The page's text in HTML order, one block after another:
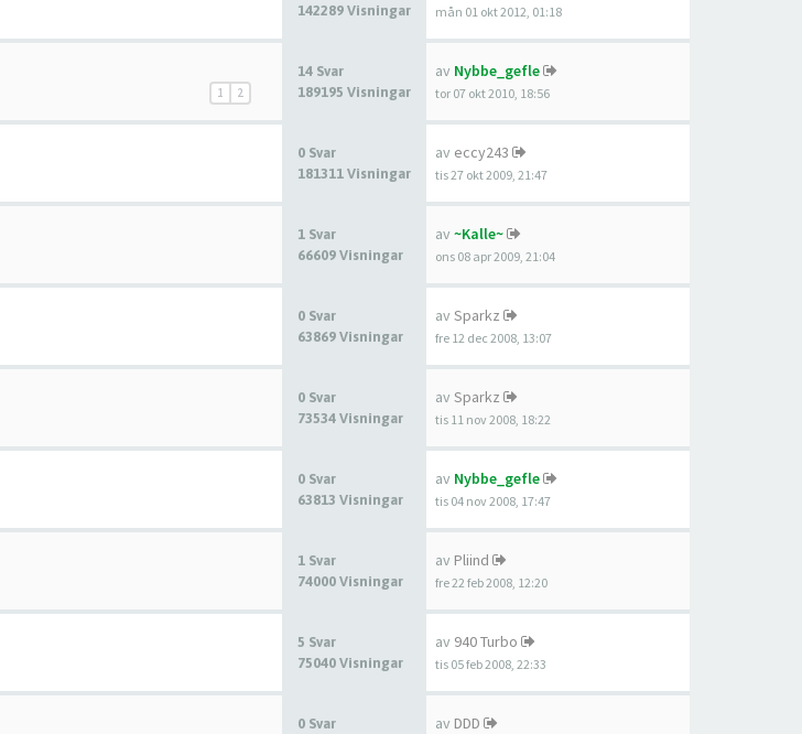
142289 Visningar
mån 01 okt 2012, 01:18
1 2
14 Svar
189195 Visningar
av Nybbe_gefle
tor 07 okt 2010, 18:56
0 Svar
181311 Visningar
av eccy243
tis 27 okt 2009, 21:47
1 Svar
66609 Visningar
av ~Kalle~
ons 08 apr 2009, 21:04
0 Svar
63869 Visningar
av Sparkz
fre 12 dec 2008, 13:07
0 Svar
73534 Visningar
av Sparkz
tis 11 nov 2008, 18:22
0 Svar
63813 Visningar
av Nybbe_gefle
tis 04 nov 2008, 17:47
1 Svar
74000 Visningar
av Pliind
fre 22 feb 2008, 12:20
5 Svar
75040 Visningar
av 940 Turbo
tis 05 feb 2008, 22:33
0 Svar
av DDD